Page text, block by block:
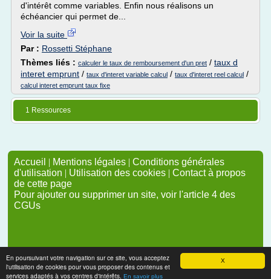
X
En poursuivant votre navigation sur ce site, vous acceptez
l'utilisation de cookies pour vous proposer des contenus et
services adaptés à vos centres d'intérêts. En savoir plus
d'intérêt comme variables. Enfin nous réalisons un
échéancier qui permet de...
Voir la suite
Par : Rossetti Stéphane
Thèmes liés : calculer le taux de remboursement d'un pret / taux d
interet emprunt / taux d'interet variable calcul / taux d'interet reel calcul /
calcul interet emprunt taux fixe
1 Ressources
Accueil | Mentions légales | Conditions générales
d'utilisation | Utilisation des cookies | Contact à propos
de cette page
Pour ajouter ou supprimer un site, voir l'article 4 des
CGUs